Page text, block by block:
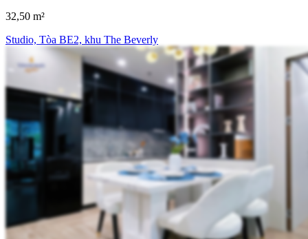
32,50 m²
Studio, Tòa BE2, khu The Beverly